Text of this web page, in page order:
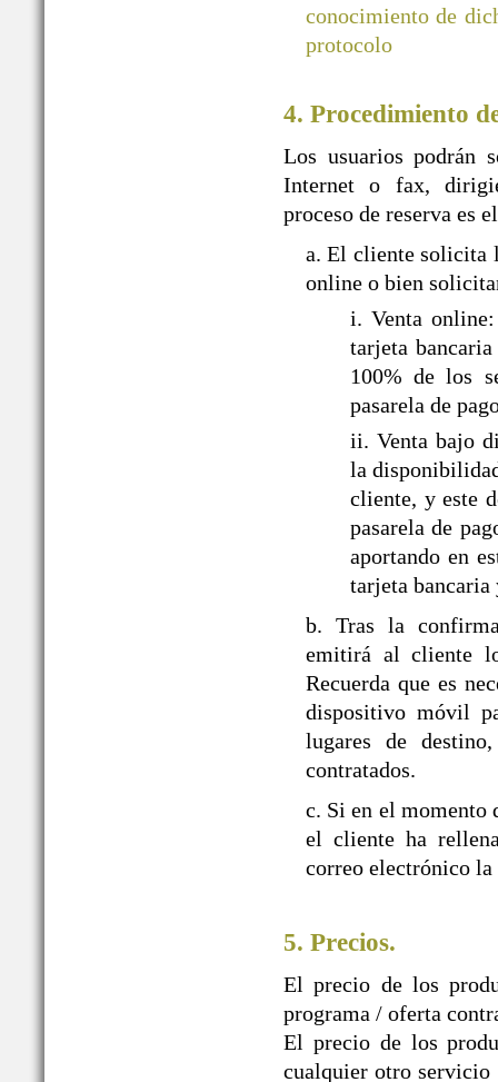
conocimiento de
protocolo
4. Procedimiento
Los usuarios podrán
Internet o fax,
proceso de reserva es
a. El cliente solicita
online o bien
i. Venta
tarjeta
100% de los
pasarela de
ii. Venta bajo
la
cliente, y este
pasarela de
aportando en
tarjeta bancaria
b. Tras la
emitirá al cliente
Recuerda que es
dispositivo móvil
lugares de
contratados.
c. Si en el momento
el cliente ha
correo electrónico la
5. Precios.
El precio de los
programa / oferta
El precio de los
cualquier otro servicio